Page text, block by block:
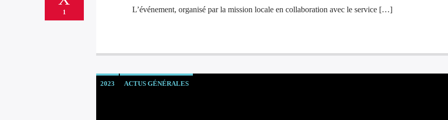
1
L’événement, organisé par la mission locale en collaboration avec le service […]
2023 ACTUS GÉNÉRALES